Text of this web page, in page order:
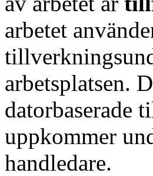
arbetet
arbetsplatsen.
datorbaserade
uppkommer
handledare.